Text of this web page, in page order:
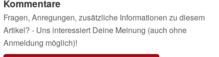
Kommentare
Fragen, Anregungen, zusätzliche Informationen zu diesem
Artikel? - Uns interessiert Deine Meinung (auch ohne
Anmeldung möglich)!